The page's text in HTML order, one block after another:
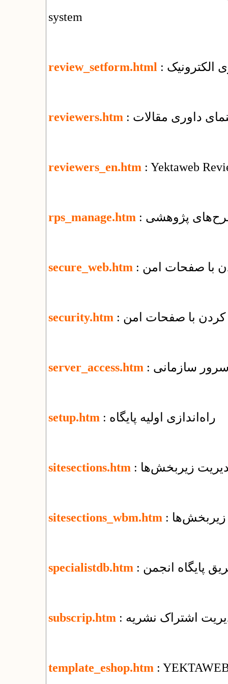
system
review_setform.html الکترونیک
reviewers.htm داوری مقالات
reviewers_en.htm : Yektaweb
rps_manage.htm پژوهشی
secure_web.htm
security.htm
server_access.htm سرور سازمانی
setup.htm : راه‌اندازی اولیه پایگاه
sitesections.htm زیربخش‌ها
sitesections_wbm.htm زیربخش‌ها
specialistdb.htm پایگاه انجمن
subscrip.htm اشتراک نشریه
template_eshop.htm :